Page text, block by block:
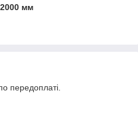
2000 мм
передоплаті.